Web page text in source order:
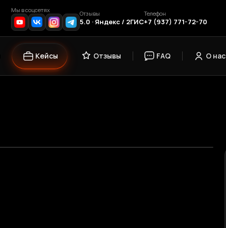
Мы в соцсетях Отзывы
5.0 · Яндекс / 2ГИС
Телефон
+7 (937) 771-72-70
Кейсы Отзывы FAQ О нас